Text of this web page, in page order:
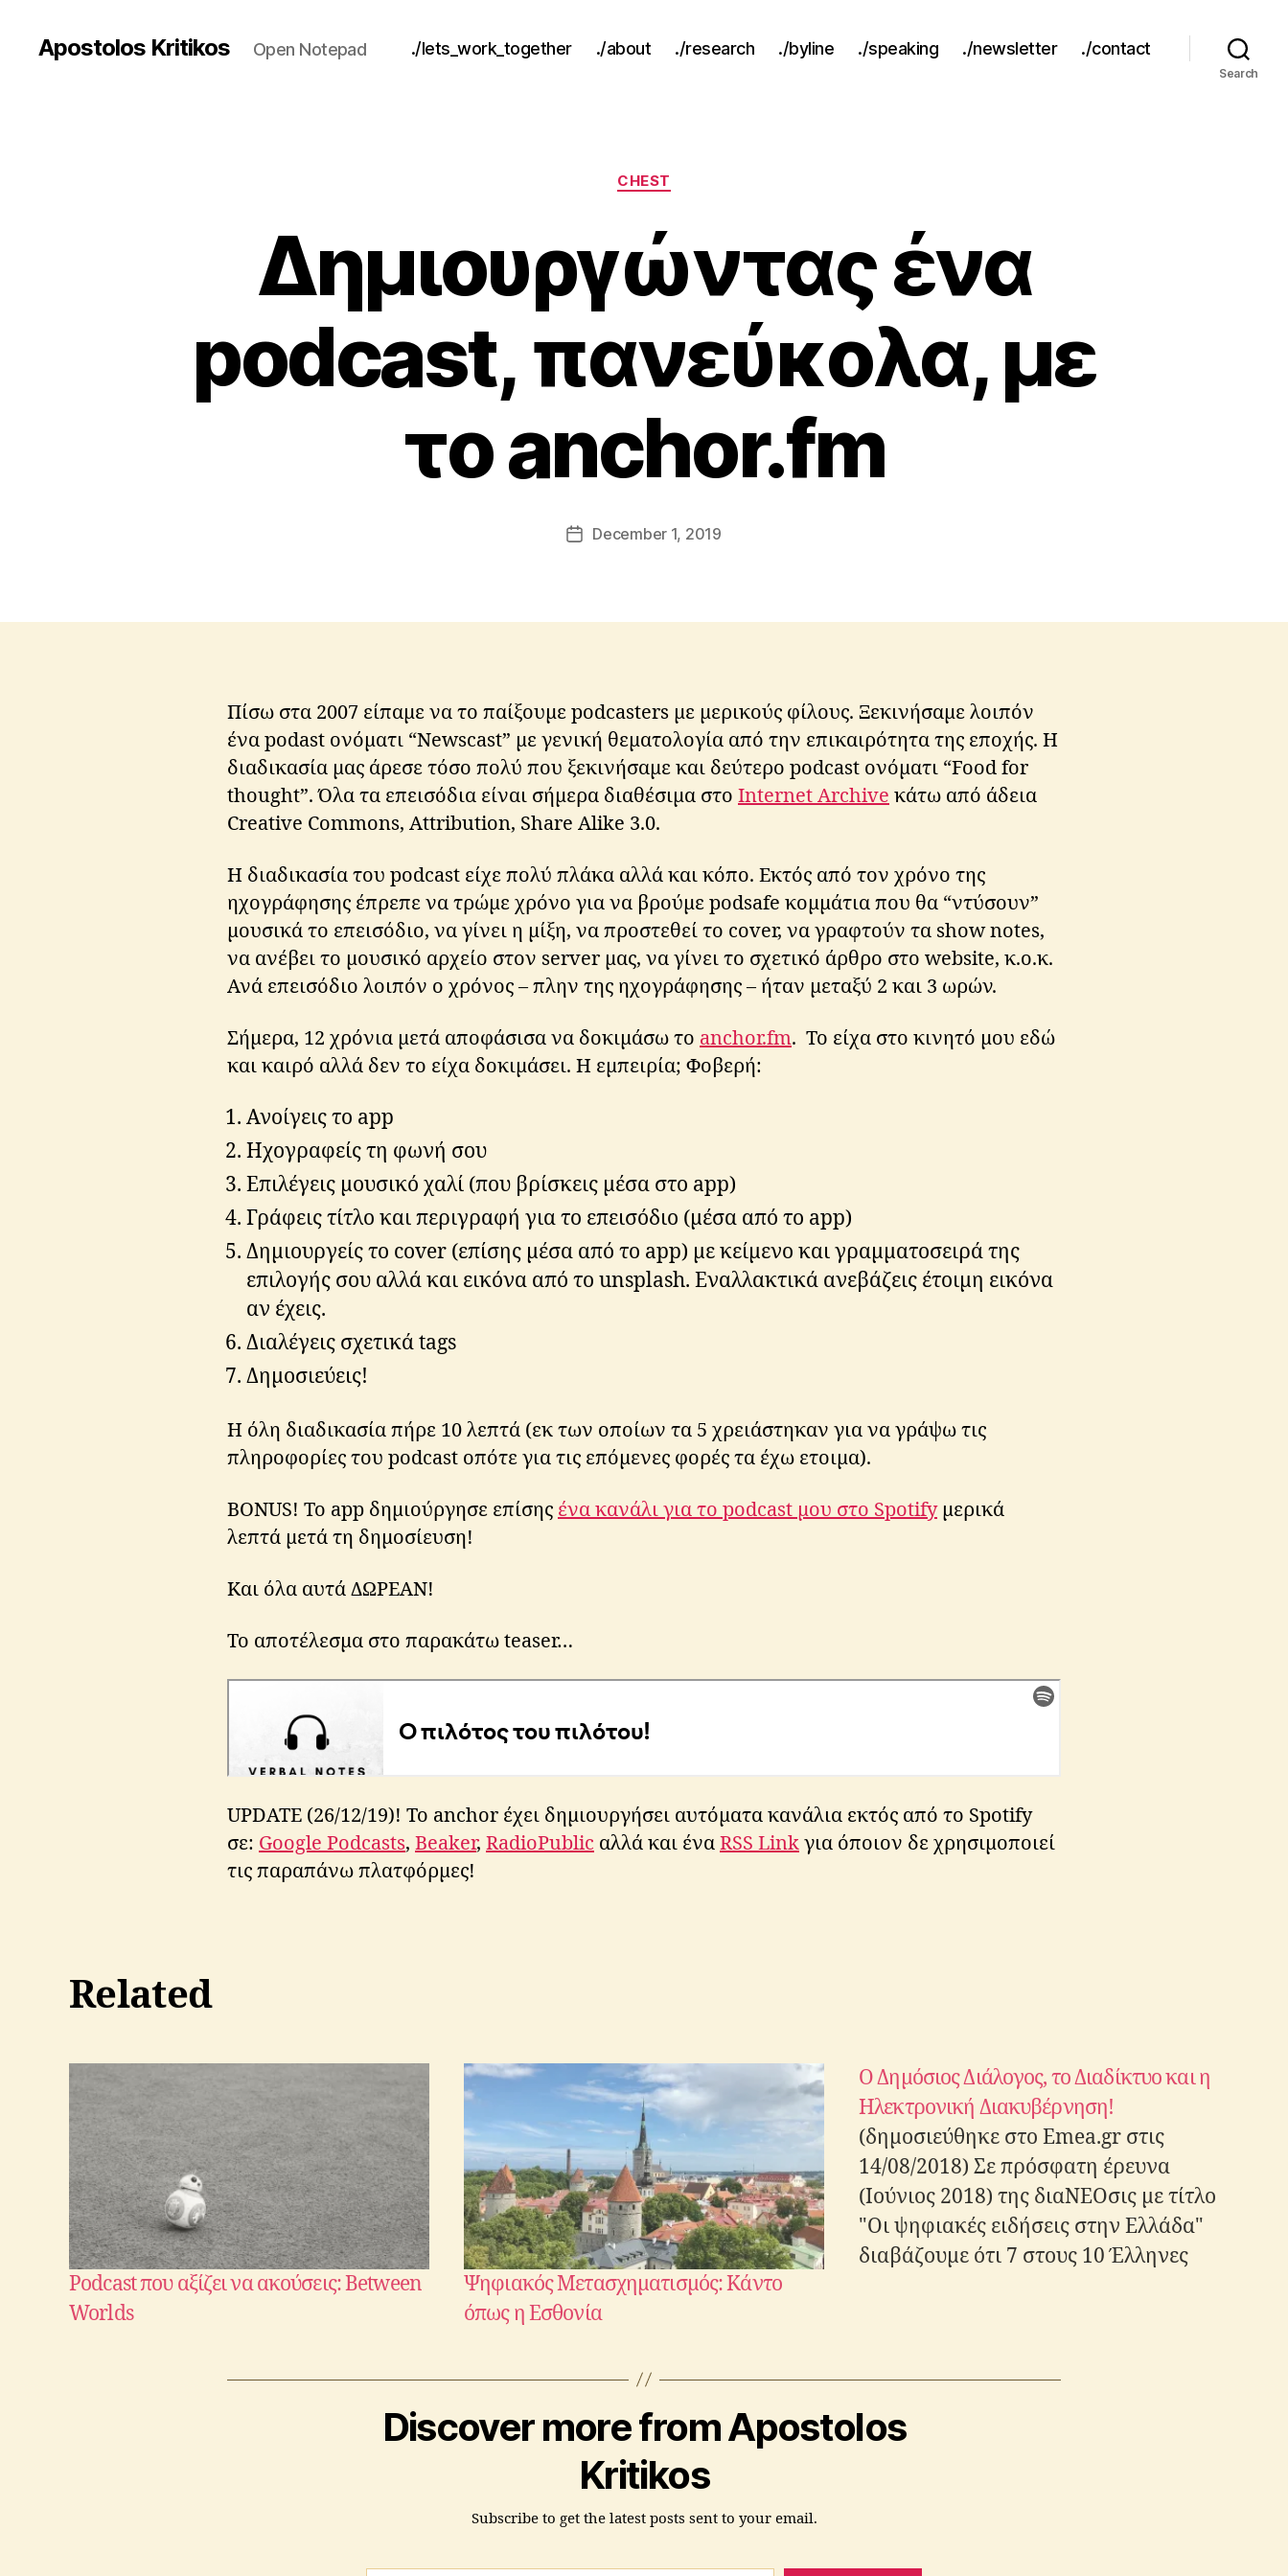
Apostolos Kritikos Open Notepad ./lets_work_together ./about ./research ./byline ./speaking ./newsletter ./contact
Search
Categories
CHEST
Δημιουργώντας ένα
podcast, πανεύκολα, με
το anchor.fm
Post
author
B
y
A
o
s
t
o
s
PostDecember 1, 2019
Πίσω στα 2007 είπαμε να το παίξουμε podcasters με μερικούς φίλους. Ξεκινήσαμε λοιπόν
ένα podast ονόματι “Newscast” με γενική θεματολογία από την επικαιρότητα της εποχής. Η
διαδικασία μας άρεσε τόσο πολύ που ξεκινήσαμε και δεύτερο podcast ονόματι “Food for
thought”. Όλα τα επεισόδια είναι σήμερα διαθέσιμα στο Internet Archive κάτω από άδεια
Creative Commons, Attribution, Share Alike 3.0.
Η διαδικασία του podcast είχε πολύ πλάκα αλλά και κόπο. Εκτός από τον χρόνο της
ηχογράφησης έπρεπε να τρώμε χρόνο για να βρούμε podsafe κομμάτια που θα “ντύσουν”
μουσικά το επεισόδιο, να γίνει η μίξη, να προστεθεί το cover, να γραφτούν τα show notes,
να ανέβει το μουσικό αρχείο στον server μας, να γίνει το σχετικό άρθρο στο website, κ.ο.κ.
Ανά επεισόδιο λοιπόν ο χρόνος – πλην της ηχογράφησης – ήταν μεταξύ 2 και 3 ωρών.
Σήμερα, 12 χρόνια μετά αποφάσισα να δοκιμάσω το anchor.fm. Το είχα στο κινητό μου εδώ
και καιρό αλλά δεν το είχα δοκιμάσει. Η εμπειρία; Φοβερή:
Ανοίγεις το app
Ηχογραφείς τη φωνή σου
Επιλέγεις μουσικό χαλί (που βρίσκεις μέσα στο app)
Γράφεις τίτλο και περιγραφή για το επεισόδιο (μέσα από το app)
Δημιουργείς το cover (επίσης μέσα από το app) με κείμενο και γραμματοσειρά της
επιλογής σου αλλά και εικόνα από το unsplash. Εναλλακτικά ανεβάζεις έτοιμη εικόνα
αν έχεις.
Διαλέγεις σχετικά tags
Δημοσιεύεις!
Η όλη διαδικασία πήρε 10 λεπτά (εκ των οποίων τα 5 χρειάστηκαν για να γράψω τις
πληροφορίες του podcast οπότε για τις επόμενες φορές τα έχω ετοιμα).
BONUS! Το app δημιούργησε επίσης ένα κανάλι για το podcast μου στο Spotifyμερικά
λεπτά μετά τη δημοσίευση!
Και όλα αυτά ΔΩΡΕΑΝ!
Το αποτέλεσμα στο παρακάτω teaser…
UPDATE (26/12/19)! Το anchor έχει δημιουργήσει αυτόματα κανάλια εκτός από το Spotify
σε: Google Podcasts, Beaker, RadioPublic αλλά και ένα RSS Link για όποιον δε χρησιμοποιεί
τις παραπάνω πλατφόρμες!
Related
Podcast που αξίζει να ακούσεις: Between
Worlds
Ψηφιακός Μετασχηματισμός: Κάντο
όπως η Εσθονία
Ο Δημόσιος Διάλογος, το Διαδίκτυο και η
Ηλεκτρονική Διακυβέρνηση!
(δημοσιεύθηκε στο Emea.gr στις
14/08/2018) Σε πρόσφατη έρευνα
(Ιούνιος 2018) της διαΝΕΟσις με τίτλο
"Οι ψηφιακές ειδήσεις στην Ελλάδα"
διαβάζουμε ότι 7 στους 10 Έλληνες
(social media) ποσοστό που αποτελεί
Ευρωπαϊκή Ένωση…
Discover more from Apostolos
Kritikos
Subscribe to get the latest posts sent to your email.
Type your email…